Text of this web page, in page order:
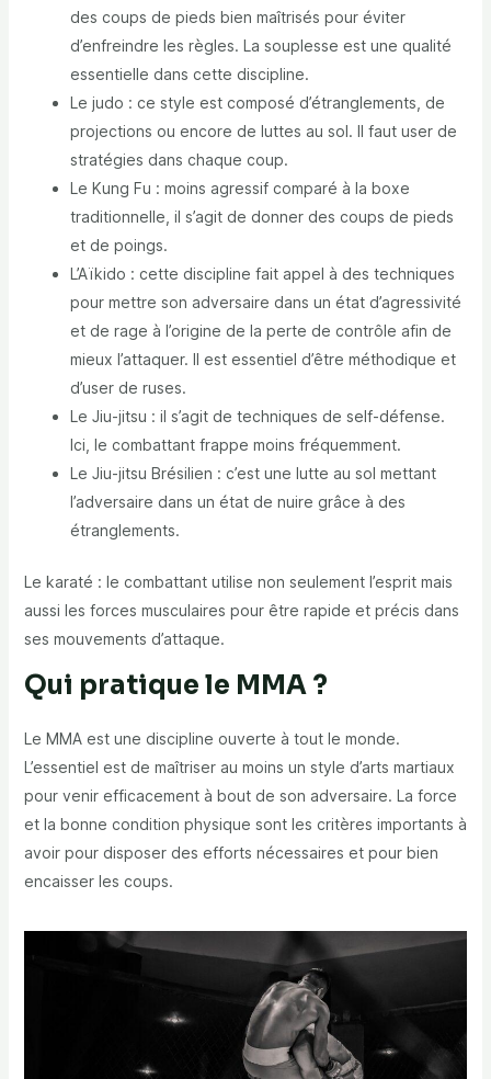
des coups de pieds bien maîtrisés pour éviter
d’enfreindre les règles. La souplesse est une qualité
essentielle dans cette discipline.
Le judo : ce style est composé d’étranglements, de
projections ou encore de luttes au sol. Il faut user de
stratégies dans chaque coup.
Le Kung Fu : moins agressif comparé à la boxe
traditionnelle, il s’agit de donner des coups de pieds
et de poings.
L’Aïkido : cette discipline fait appel à des techniques
pour mettre son adversaire dans un état d’agressivité
et de rage à l’origine de la perte de contrôle afin de
mieux l’attaquer. Il est essentiel d’être méthodique et
d’user de ruses.
Le Jiu-jitsu : il s’agit de techniques de self-défense.
Ici, le combattant frappe moins fréquemment.
Le Jiu-jitsu Brésilien : c’est une lutte au sol mettant
l’adversaire dans un état de nuire grâce à des
étranglements.
Le karaté : le combattant utilise non seulement l’esprit mais
aussi les forces musculaires pour être rapide et précis dans
ses mouvements d’attaque.
Qui pratique le MMA ?
Le MMA est une discipline ouverte à tout le monde.
L’essentiel est de maîtriser au moins un style d’arts martiaux
pour venir efficacement à bout de son adversaire. La force
et la bonne condition physique sont les critères importants à
avoir pour disposer des efforts nécessaires et pour bien
encaisser les coups.